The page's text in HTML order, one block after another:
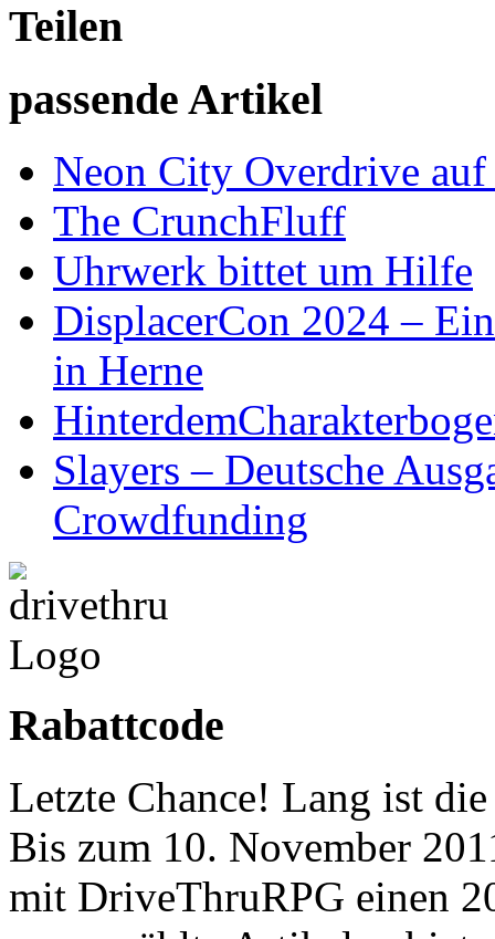
Teilen
passende Artikel
Neon City Overdrive
The CrunchFluff
Uhrwerk bittet um Hilfe
DisplacerCon 2024 –
in Herne
Slayers – Deutsche
Crowdfunding
Rabattcode
Letzte Chance! Lang ist
Bis zum 10. November
mit DriveThruRPG einen